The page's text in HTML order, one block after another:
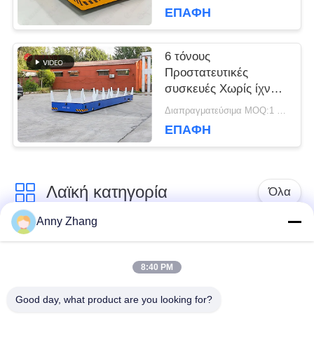
ΕΠΑΦΉ
6 τόνους
Προστατευτικές
συσκευές Χωρίς ίχνη
καρότσι μεταφοράς
Διαπραγματεύσιμα MOQ:1 σύνολο/σύνολα
ΕΠΑΦΉ
Λαϊκή κατηγορία Όλα
κάρρο μεταφοράς
trackless κάρρο
μεταφοράς
κάρρο μεταφοράς
AGV αυτόματο
Anny Zhang
8:40 PM
Good day, what product are you looking for?